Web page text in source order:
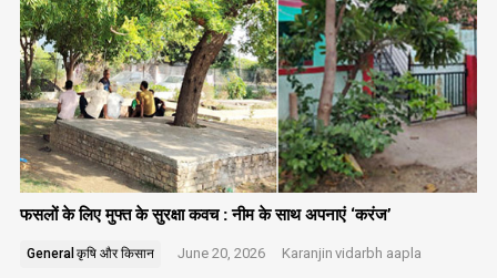
फसलों के लिए मुफ्त के सुरक्षा कवच : नीम के साथ अपनाएं ‘करंज’
General कृषि और किसान June 20, 2026 Karanjin vidarbh aapla